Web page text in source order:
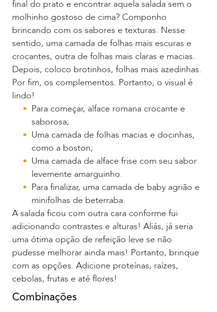
final do prato e encontrar aquela salada sem o
molhinho gostoso de cima? Componho
brincando com os sabores e texturas. Nesse
sentido, uma camada de folhas mais escuras e
crocantes, outra de folhas mais claras e macias.
Depois, coloco brotinhos, folhas mais azedinhas.
Por fim, os complementos. Portanto, o visual é
lindo!
Para começar, alface romana crocante e
saborosa;
Uma camada de folhas macias e docinhas,
como a boston;
Uma camada de alface frise com seu sabor
levemente amarguinho.
Para finalizar, uma camada de baby agrião e
minifolhas de beterraba.
A salada ficou com outra cara conforme fui
adicionando contrastes e alturas! Aliás, já seria
uma ótima opção de refeição leve se não
pudesse melhorar ainda mais! Portanto, brinque
com as opções. Adicione proteínas, raízes,
cebolas, frutas e até flores!
Combinações